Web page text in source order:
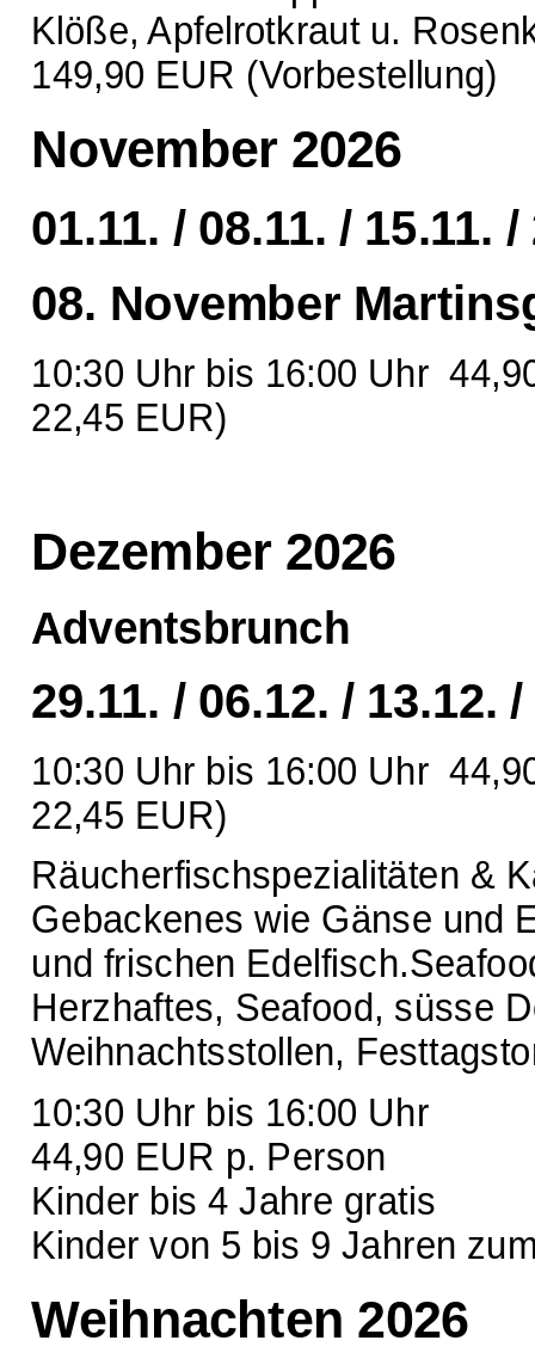
Klöße, Apfelrotkraut u.
149,90 EUR (Vorbestellung)
November 2026
01.11. / 08.11. / 15.11. /
08. November
10:30 Uhr bis 16:00 Uhr
22,45 EUR)
Dezember 2026
Adventsbrunch
29.11. / 06.12. / 13.12.
10:30 Uhr bis 16:00 Uhr
22,45 EUR)
Räucherfischspezialitäten &
Gebackenes wie Gänse und
und frischen
Herzhaftes, Seafood, süsse
Weihnachtsstollen,
10:30 Uhr bis 16:00 Uhr
44,90 EUR p. Person
Kinder bis 4 Jahre gratis
Kinder von 5 bis 9 Jahren
Weihnachten 2026